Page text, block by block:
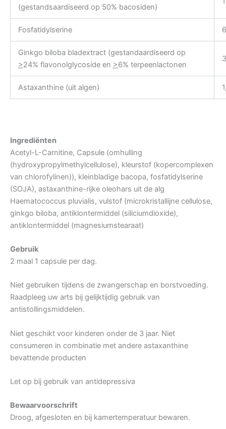
(gestandsaardiseerd op 50% bacosiden)
Fosfatidylserine
Ginkgo biloba bladextract (gestandaardiseerd op
>24% flavonolglycoside en >6% terpeenlactonen
Astaxanthine (uit algen)
Ingrediënten
Acetyl-L-Carnitine, Capsule (omhulling
(hydroxypropylmethylcellulose), kleurstof (kopercomplexen
van chlorofylinen)), kleinbladige bacopa, fosfatidylserine
(SOJA), astaxanthine-rijke oleohars uit de alg
Haematococcus pluvialis, vulstof (microkristallijne cellulose,
ginkgo biloba, antiklontermiddel (siliciumdioxide),
antiklontermiddel (magnesiumstearaat)
Gebruik
2 maal 1 capsule per dag.
Niet gebruiken tijdens de zwangerschap en borstvoeding.
Raadpleeg uw arts bij gelijktijdig gebruik van
antistollingsmiddelen.
Niet geschikt voor kinderen onder de 3 jaar. Niet
consumeren in combinatie met andere astaxanthine
bevattende producten
Let op bij gebruik van antidepressiva
Bewaarvoorschrift
Droog, afgesloten en bij kamertemperatuur bewaren.